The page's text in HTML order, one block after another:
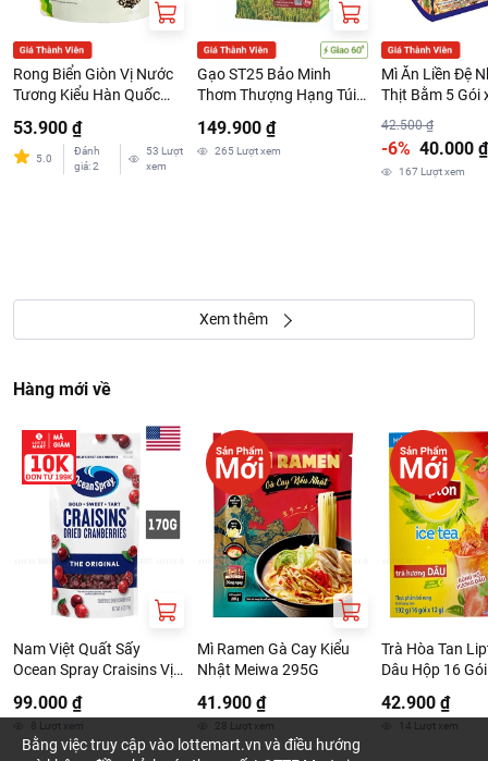
Rong Biển Giòn Vị Nước
Tương Kiểu Hàn Quốc
53.900 ₫
5.0
Đánh
giá:2
53 Lượt
xem
Gạo ST25 Bảo Minh
Thơm Thượng Hạng Túi
149.900 ₫
265Lượt xem
Mì Ăn Liền Đệ
Thịt Bằm 5 Gói
42.500 ₫
-6% 40.000 ₫
167 Lượt xem
Xem thêm
Hàng mới về
Nam Việt Quất Sấy
Ocean Spray Craisins Vị
99.000 ₫
8 Lượt xem
Mì Ramen Gà Cay Kiểu
Nhật Meiwa 295G
41.900 ₫
28 Lượt xem
Trà Hòa Tan
Dâu Hộp 16
42.900 ₫
14 Lượt xem
Bằng việc truy cập vào lottemart.vn và điều hướng